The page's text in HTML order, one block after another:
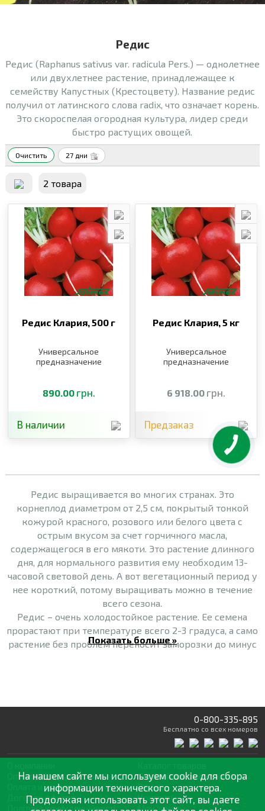
Редис
Редис (Raphanus sativus var. radicula Pers.) — однолетнее
или двухлетнее растение, принадлежащее к
семейству Капустных (Крестоцвету). Название редис
получил от латинского слова radix, что означает корень.
Это скороспелая огородная культура, лидер среди
быстро растущих овощей.
Очистить 27 дни
2 товара
Редис Клария,500 г
Универсальное
предназначение
890.00 грн.
В наличии
Редис Клария,5 кг
Универсальное
предназначение
6 918.00 грн.
Предзаказ
Редис выращивается во многих странах. Это
корнеплод диаметром от 2,5 см, покрытый тонкой
кожурой красного, розового или белого цвета с
острым вкусом за счет горчичного масла,
содержащегося в его мякоти. Это растение длинного
дня, для нормального развития ему необходим 13-
часовой световой день. А вот вегетационный период у
нее короткий, потому выращивать можно в течение
всего сезона.
Редис – очень холодостойкое растение. Ее семена
прорастают при температуре всего 2-3 градуса, а само
растение без проблем переносит заморозки до минус
созревания употребляемого в пищу корнеплода. Она
богата клетчаткой, эфирными маслами, антоцианами,
Редис – основа разнообразных весенне-летних
овощных салатов, из нее делают зимние заготовки в
виде консервации, замораживают и даже сушат.
Показать больше »
0-800-335-895
Бесплатно со всех номеров
Оптовая продажа
Оплата и доставка
Договор оферты
Політика конфіденційності
Статьии рекомендации
Отзывы
Контакты
Мои заказы
На нашем сайте мы используем cookie для сбора
информации технического характера.
Продолжая использовать этот сайт, вы даете